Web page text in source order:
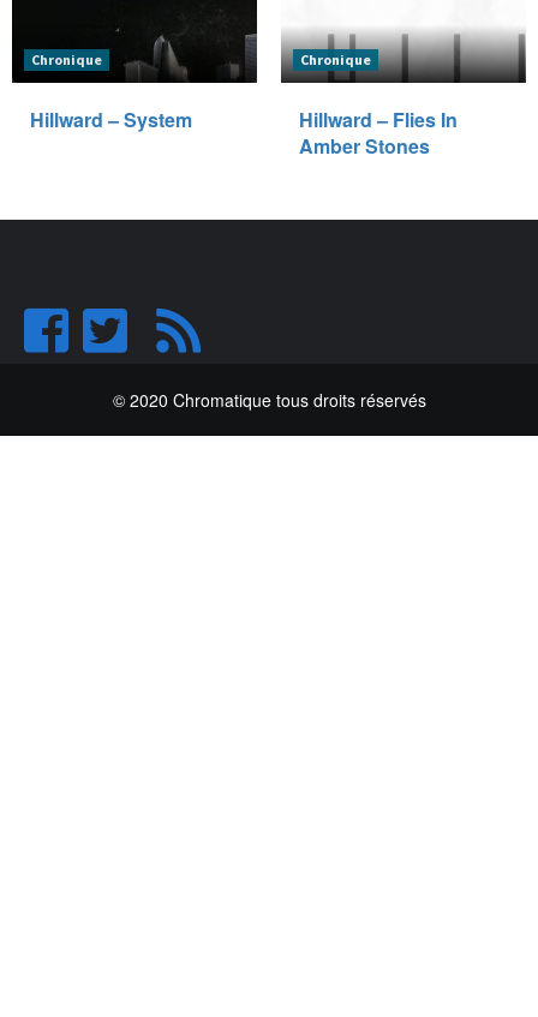
Chronique
Hillward – System
Chronique
Hillward – Flies In
Amber Stones
© 2020 Chromatique tous droits réservés